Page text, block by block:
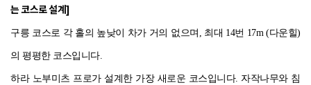
는 코스로 설계]
구릉 코스로 각 홀의 높낮이 차가 거의 없으며, 최대 14번 17m (다운힐)
의 평평한 코스입니다.
하라 노부미츠 프로가 설계한 가장 새로운 코스입니다. 자작나무와 침